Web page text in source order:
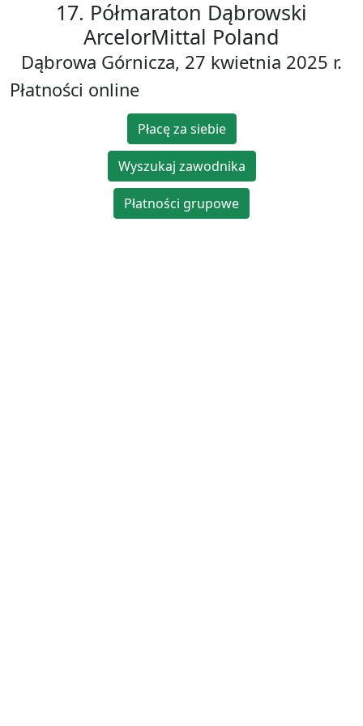
17. Półmaraton Dąbrowski
ArcelorMittal Poland
Dąbrowa Górnicza, 27 kwietnia 2025 r.
Płatności online